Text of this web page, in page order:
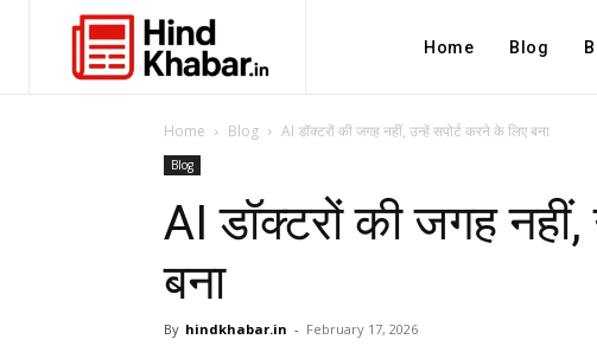
Home Blog
Home Blog AI डॉक्टरों की जगह नहीं, उन्हें सपोर्ट करने के लिए बना
Blog
AI डॉक्टरों की जगह
बना
By hindkhabar.in - February 17, 2026